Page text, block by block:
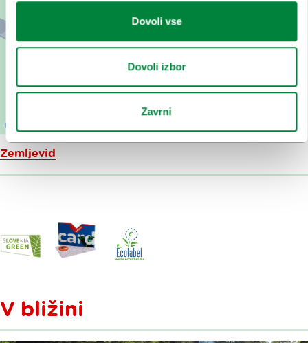
Dovoli vse
Dovoli izbor
Zavrni
Zemljevid
V bližini